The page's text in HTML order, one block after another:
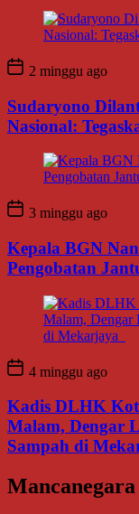
2 minggu ago
Sudaryono
Nasional:
3 minggu ago
Kepala BGN
Pengobatan
4 minggu ago
Kadis DLHK
Malam, Dengar
Sampah di
Mancanegara